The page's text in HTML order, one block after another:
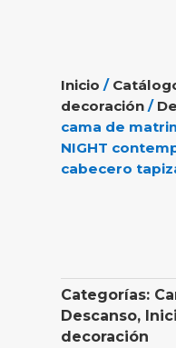
Inicio /
decoración /
cama de
NIGHT
cabecero
Categorías:
Descanso,
decoración